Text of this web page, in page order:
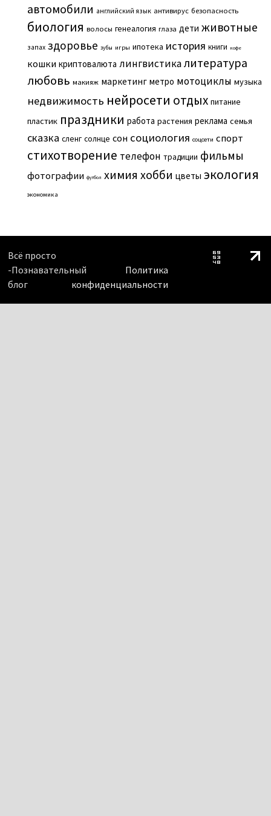
автомобили английский язык антивирус безопасность
биология волосы генеалогия глаза дети животные
запах здоровье зубы игры ипотека история книги кофе
кошки криптовалюта лингвистикалитература
любовь макияж маркетинг метро мотоциклы музыка
недвижимость нейросети отдых питание
пластик праздники работа растения реклама семья
сказка сленг солнце сон социология соцсети спорт
стихотворение телефон традиции фильмы
фотографии футбол химия хобби цветы экология
экономика
Всё просто
-Познавательный
блог
Политика
конфиденциальности